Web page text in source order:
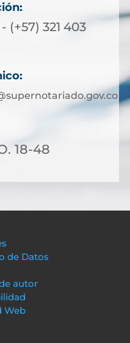
(+57) 321 403
18-48
de Datos
autor
Web